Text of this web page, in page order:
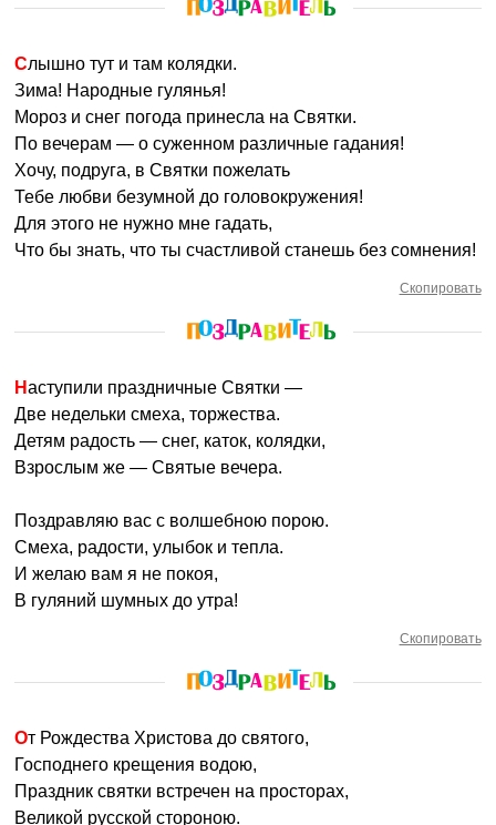
Слышно тут и там колядки.
Зима! Народные гулянья!
Мороз и снег погода принесла на Святки.
По вечерам — о суженном различные гадания!
Хочу, подруга, в Святки пожелать
Тебе любви безумной до головокружения!
Для этого не нужно мне гадать,
Что бы знать, что ты счастливой станешь без сомнения!
Скопировать
Наступили праздничные Святки —
Две недельки смеха, торжества.
Детям радость — снег, каток, колядки,
Взрослым же — Святые вечера.
Поздравляю вас с волшебною порою.
Смеха, радости, улыбок и тепла.
И желаю вам я не покоя,
В гуляний шумных до утра!
Скопировать
От Рождества Христова до святого,
Господнего крещения водою,
Праздник святки встречен на просторах,
Великой русской стороною.